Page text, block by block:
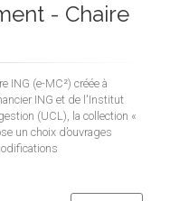
- Chaire
ING (e-MC²) créée à
ING et de l'Institut
(UCL), la collection «
un choix d’ouvrages